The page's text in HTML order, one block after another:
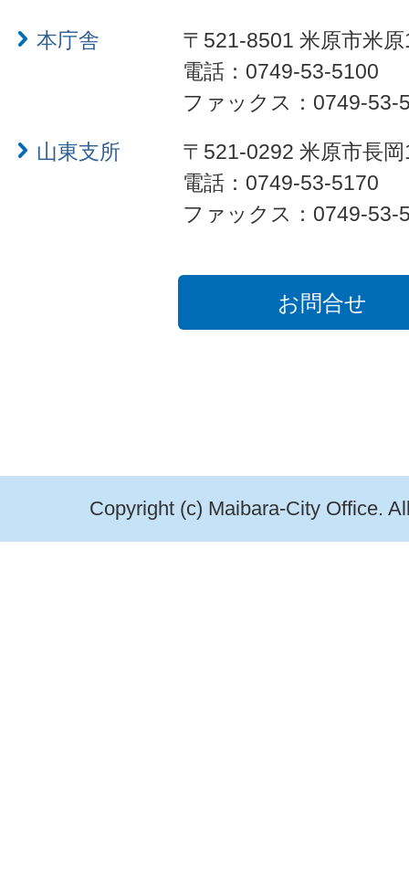
本庁舎
〒521-8501 米原市米
電話：0749-53-5100
ファックス：0749-53-
山東支所
〒521-0292 米原市長
電話：0749-53-5170
ファックス：0749-53-
お問合せ
Copyright (c) Maibara-City Office.